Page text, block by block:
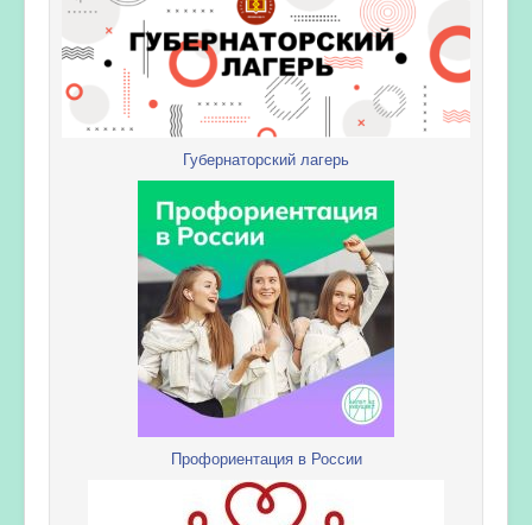
Губернаторский лагерь
Профориентация в России